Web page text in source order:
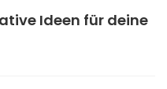
Ideen für deine